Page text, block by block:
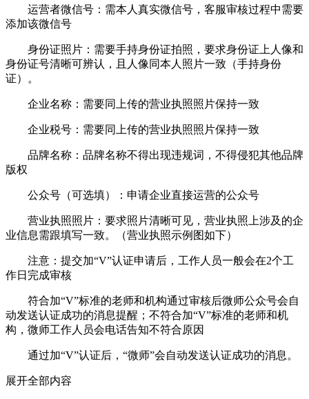
运营者微信号：需本人真实微信号，客服审核过程中需要
添加该微信号
身份证照片：需要手持身份证拍照，要求身份证上人像和
身份证号清晰可辨认，且人像同本人照片一致（手持身份
证）。
企业名称：需要同上传的营业执照照片保持一致
企业税号：需要同上传的营业执照照片保持一致
品牌名称：品牌名称不得出现违规词，不得侵犯其他品牌
版权
公众号（可选填）：申请企业直接运营的公众号
营业执照照片：要求照片清晰可见，营业执照上涉及的企
业信息需跟填写一致。（营业执照示例图如下）
注意：提交加“V”认证申请后，工作人员一般会在2个工
作日完成审核
符合加“V”标准的老师和机构通过审核后微师公众号会自
动发送认证成功的消息提醒；不符合加“V”标准的老师和机
构，微师工作人员会电话告知不符合原因
通过加“V”认证后，“微师”会自动发送认证成功的消息。
展开全部内容